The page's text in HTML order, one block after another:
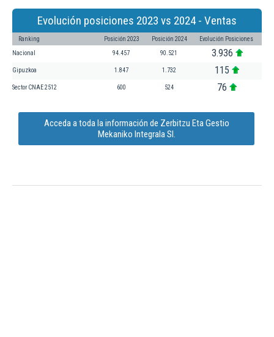
Evolución posiciones 2023 vs 2024 - Ventas
Ranking Posición 2023 Posición 2024 Evolución Posiciones
Nacional 94.457 90.521 3.936
Gipuzkoa 1.847 1.732 115
Sector CNAE 2512 600 524 76
Acceda a toda la información de Zerbitzu Eta Gestio
Mekaniko Integrala Sl.